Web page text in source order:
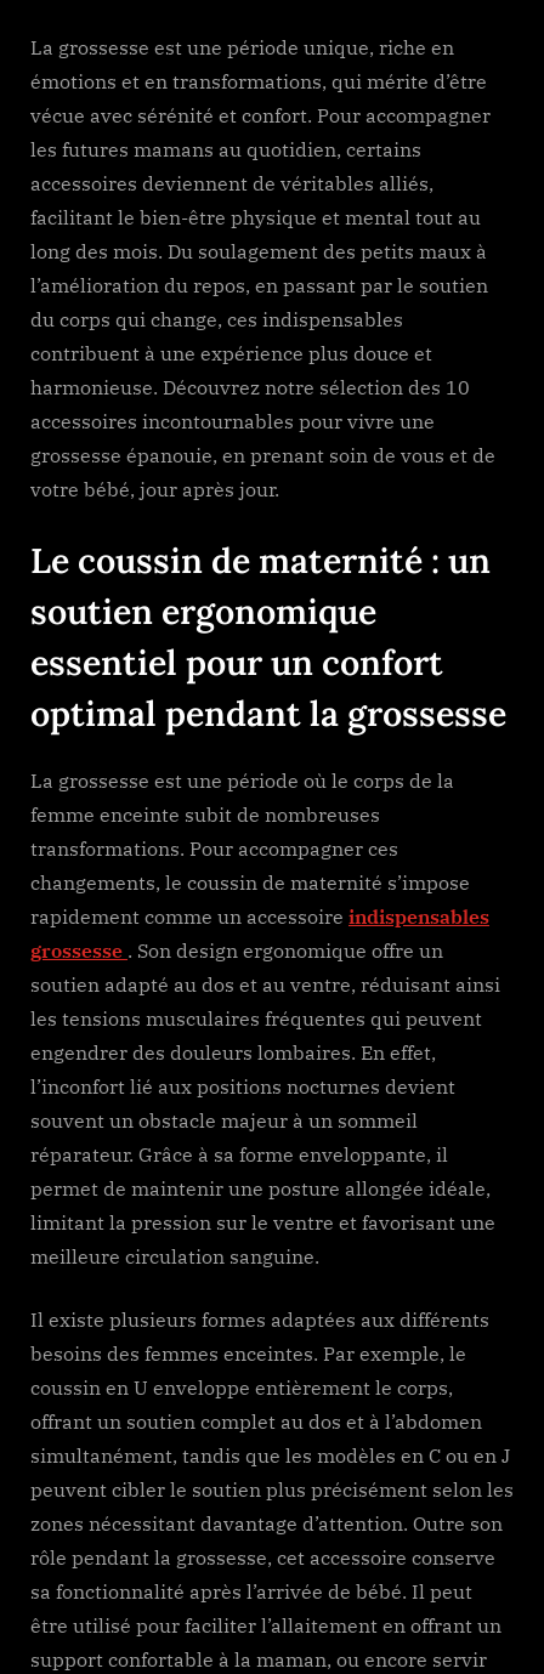
La grossesse est une période unique, riche en
émotions et en transformations, qui mérite d’être
vécue avec sérénité et confort. Pour accompagner
les futures mamans au quotidien, certains
accessoires deviennent de véritables alliés,
facilitant le bien-être physique et mental tout au
long des mois. Du soulagement des petits maux à
l’amélioration du repos, en passant par le soutien
du corps qui change, ces indispensables
contribuent à une expérience plus douce et
harmonieuse. Découvrez notre sélection des 10
accessoires incontournables pour vivre une
grossesse épanouie, en prenant soin de vous et de
votre bébé, jour après jour.
Le coussin de maternité : un
soutien ergonomique
essentiel pour un confort
optimal pendant la grossesse
La grossesse est une période où le corps de la
femme enceinte subit de nombreuses
transformations. Pour accompagner ces
changements, le coussin de maternité s’impose
rapidement comme un accessoire indispensables
grossesse . Son design ergonomique offre un
soutien adapté au dos et au ventre, réduisant ainsi
les tensions musculaires fréquentes qui peuvent
engendrer des douleurs lombaires. En effet,
l’inconfort lié aux positions nocturnes devient
souvent un obstacle majeur à un sommeil
réparateur. Grâce à sa forme enveloppante, il
permet de maintenir une posture allongée idéale,
limitant la pression sur le ventre et favorisant une
meilleure circulation sanguine.
Il existe plusieurs formes adaptées aux différents
besoins des femmes enceintes. Par exemple, le
coussin en U enveloppe entièrement le corps,
offrant un soutien complet au dos et à l’abdomen
simultanément, tandis que les modèles en C ou en J
peuvent cibler le soutien plus précisément selon les
zones nécessitant davantage d’attention. Outre son
rôle pendant la grossesse, cet accessoire conserve
sa fonctionnalité après l’arrivée de bébé. Il peut
être utilisé pour faciliter l’allaitement en offrant un
support confortable à la maman, ou encore servir